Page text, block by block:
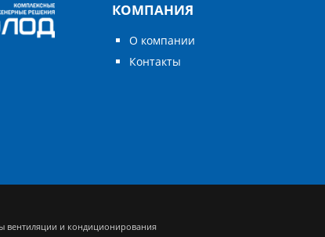
КОМПАНИЯ
О компании
Контакты
вентиляции и кондиционирования